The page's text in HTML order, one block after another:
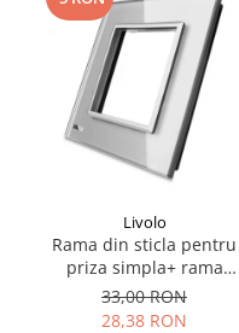
Livolo
Rama din sticla pentru
priza simpla+ rama
metalica serie noua Livolo
33,00 RON
28,38 RON